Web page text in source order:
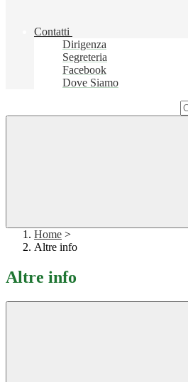
Contatti
Dirigenza
Segreteria
Facebook
Dove Siamo
Home >
Altre info
Altre info